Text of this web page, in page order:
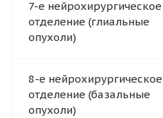
7-е нейрохирургическое
отделение (глиальные
опухоли)
8-е нейрохирургическое
отделение (базальные
опухоли)